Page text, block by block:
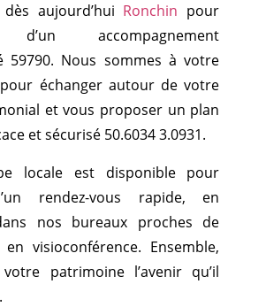
aujourd’hui Ronchin pour
d’un accompagnement
59790. Nous sommes à votre
échanger autour de votre
et vous proposer un plan
et sécurisé 50.6034 3.0931.
locale est disponible pour
rendez-vous rapide, en
nos bureaux proches de
visioconférence. Ensemble,
patrimoine l’avenir qu’il